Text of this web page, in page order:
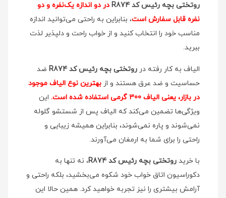
روتختی بچه رئیس کد R874
در دو اندازه یک‌نفره و دو
نفره قابل سفارش است، بنابراین به راحتی می‌توانید اندازه
مناسب خود را انتخاب کنید و از خواب راحت و دلپذیر لذت
ببرید.
الیاف به کار رفته در روتختی بچه رئیس کد R874
ضد
حساسیت و ضد عرق هستند و از بهترین نوع الیاف موجود
در بازار، یعنی الیاف 300 گرمی استفاده شده است.
این
ویژگی‌ها تضمین می‌کند که الیاف پس از شستشو گلوله
نمی‌شوند و پاره نمی‌شوند، بنابراین همیشه زیبایی و
راحتی را برای شما به ارمغان می‌آورند.
با خرید روتختی بچه رئیس کد R874
، نه تنها به
دکوراسیون اتاق خواب خود شکوه می‌بخشید، بلکه راحتی و
آرامش بیشتری را نیز تجربه خواهید کرد. همین حالا این